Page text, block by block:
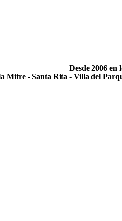
Desde 2006 en
Mitre -­ Santa Rita -­ Villa del